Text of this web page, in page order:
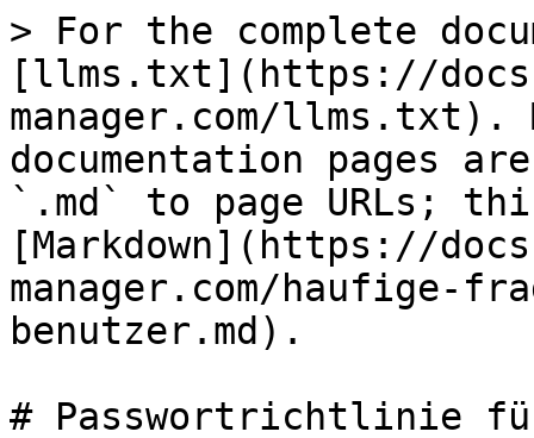
> For the complete
[llms.txt](https://
manager.com/llms.txt).
documentation pages
`.md` to page URLs;
[Markdown](https://
manager.com/haufige-
benutzer.md).
# Passwortrichtlinie